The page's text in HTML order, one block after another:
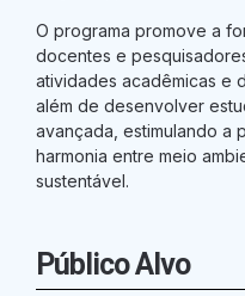
O programa promove a
docentes e
atividades acadêmicas e
além de desenvolver
avançada, estimulando a
harmonia entre meio
sustentável.
Público Alvo